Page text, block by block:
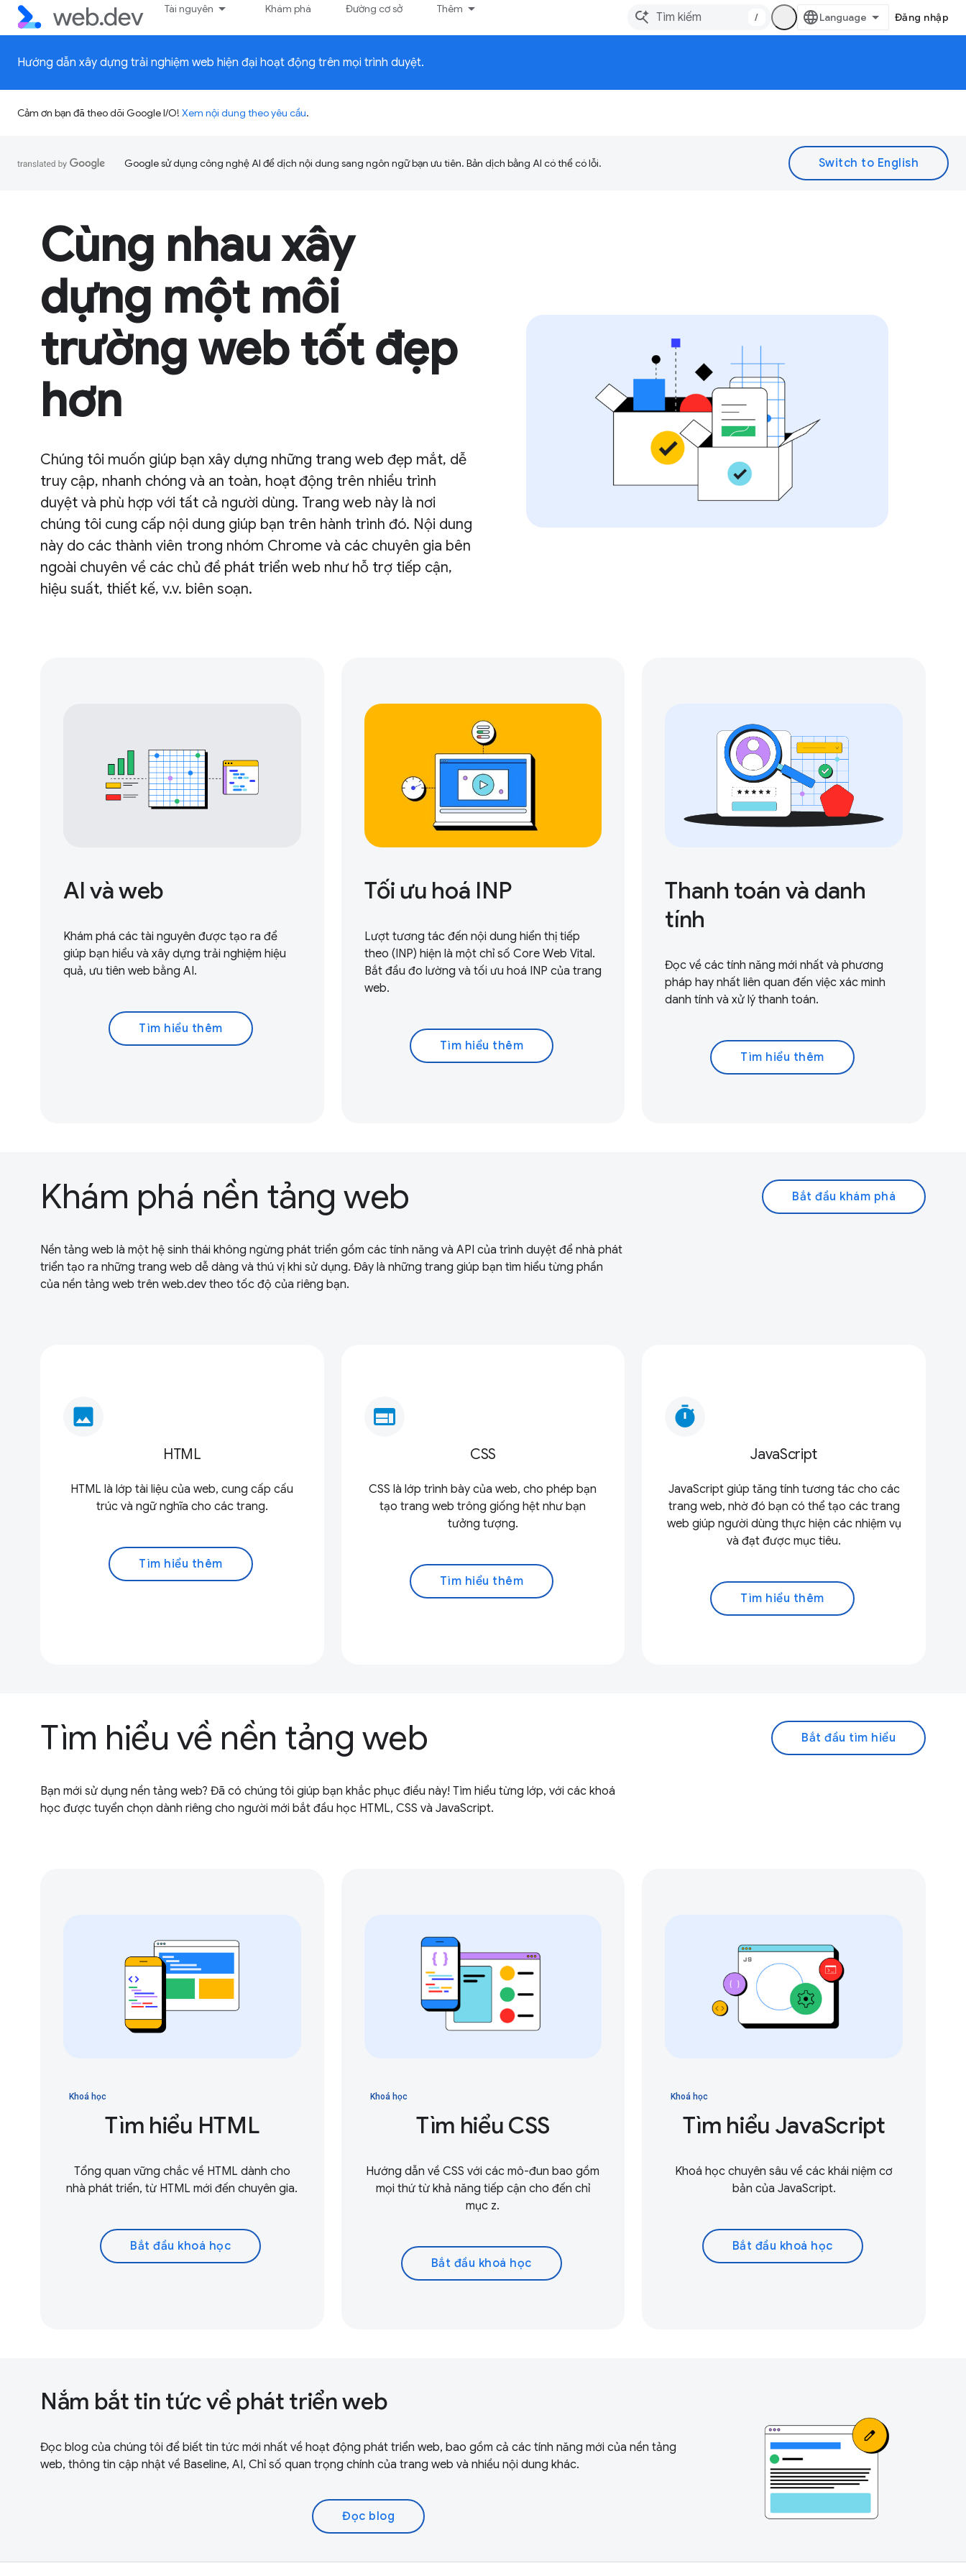
Tài nguyên Khám phá Đường cơ sở Thêm
/ Đăng nhập
Hướng dẫn xây dựng trải nghiệm web hiện đại hoạt động trên mọi trình duyệt.
Cảm ơn bạn đã theo dõi Google I/O! Xem nội dung theo yêu cầu.
Google sử dụng công nghệ AI để dịch nội dung sang ngôn ngữ bạn ưu tiên. Bản dịch bằng AI có thể có lỗi.
Cùng nhau xây
dựng một môi
trường web tốt đẹp
hơn
Chúng tôi muốn giúp bạn xây dựng những trang web đẹp mắt, dễ
truy cập, nhanh chóng và an toàn, hoạt động trên nhiều trình
duyệt và phù hợp với tất cả người dùng. Trang web này là nơi
chúng tôi cung cấp nội dung giúp bạn trên hành trình đó. Nội dung
này do các thành viên trong nhóm Chrome và các chuyên gia bên
ngoài chuyên về các chủ đề phát triển web như hỗ trợ tiếp cận,
hiệu suất, thiết kế, v.v. biên soạn.
AI và web
Khám phá các tài nguyên được tạo ra để
giúp bạn hiểu và xây dựng trải nghiệm hiệu
quả, ưu tiên web bằng AI.
Tìm hiểu thêm
Tối ưu hoá INP
Lượt tương tác đến nội dung hiển thị tiếp
theo (INP) hiện là một chỉ số Core Web Vital.
Bắt đầu đo lường và tối ưu hoá INP của trang
web.
Tìm hiểu thêm
Thanh toán và danh
tính
Đọc về các tính năng mới nhất và phương
pháp hay nhất liên quan đến việc xác minh
danh tính và xử lý thanh toán.
Tìm hiểu thêm
Khám phá nền tảng web Bắt đầu khám phá
Nền tảng web là một hệ sinh thái không ngừng phát triển gồm các tính năng và API của trình duyệt để nhà phát
triển tạo ra những trang web dễ dàng và thú vị khi sử dụng. Đây là những trang giúp bạn tìm hiểu từng phần
của nền tảng web trên web.dev theo tốc độ của riêng bạn.
image
HTML
HTML là lớp tài liệu của web, cung cấp cấu
trúc và ngữ nghĩa cho các trang.
Tìm hiểu thêm
web
CSS
CSS là lớp trình bày của web, cho phép bạn
tạo trang web trông giống hệt như bạn
tưởng tượng.
Tìm hiểu thêm
timer
JavaScript
JavaScript giúp tăng tính tương tác cho các
trang web, nhờ đó bạn có thể tạo các trang
web giúp người dùng thực hiện các nhiệm vụ
và đạt được mục tiêu.
Tìm hiểu thêm
Tìm hiểu về nền tảng web Bắt đầu tìm hiểu
Bạn mới sử dụng nền tảng web? Đã có chúng tôi giúp bạn khắc phục điều này! Tìm hiểu từng lớp, với các khoá
học được tuyển chọn dành riêng cho người mới bắt đầu học HTML, CSS và JavaScript.
Khoá học
Tìm hiểu HTML
Tổng quan vững chắc về HTML dành cho
nhà phát triển, từ HTML mới đến chuyên gia.
Bắt đầu khoá học
Khoá học
Tìm hiểu CSS
Hướng dẫn về CSS với các mô-đun bao gồm
mọi thứ từ khả năng tiếp cận cho đến chỉ
mục z.
Bắt đầu khoá học
Khoá học
Tìm hiểu JavaScript
Khoá học chuyên sâu về các khái niệm cơ
bản của JavaScript.
Bắt đầu khoá học
Nắm bắt tin tức về phát triển web
Đọc blog của chúng tôi để biết tin tức mới nhất về hoạt động phát triển web, bao gồm cả các tính năng mới của nền tảng
web, thông tin cập nhật về Baseline, AI, Chỉ số quan trọng chính của trang web và nhiều nội dung khác.
Đọc blog